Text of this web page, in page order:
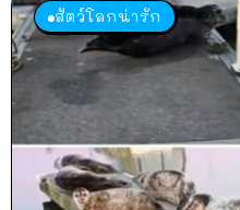
สัตว์โลกน่ารัก